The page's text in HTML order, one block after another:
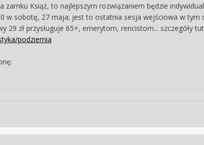
zamku Książ, to najlepszym rozwiązaniem będzie
w sobotę, 27 maja; jest to ostatnia sesja wejściowa w
29 zł przysługuje 65+, emerytom, rencistom... szczegóły
podziemia